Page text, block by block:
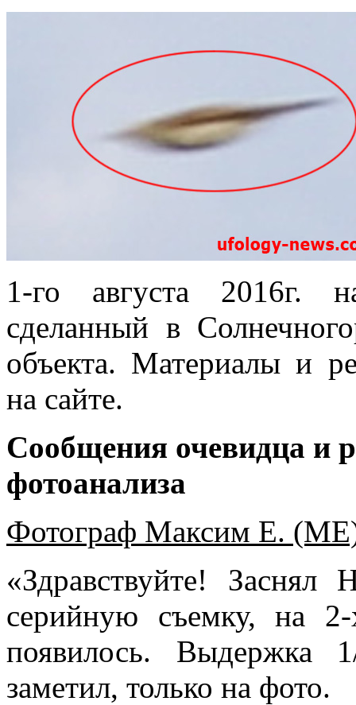
1-го августа 2016г.
сделанный в
объекта. Материалы и
на сайте.
Сообщения очевидца и
фотоанализа
Фотограф Максим Е.
«Здравствуйте!
серийную съемку, на
появилось. Выдержка
заметил, только на фото.